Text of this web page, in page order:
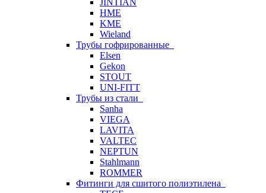
JINTIAN
HME
KME
Wieland
Трубы гофрированные
Elsen
Gekon
STOUT
UNI-FITT
Трубы из стали
Sanha
VIEGA
LAVITA
VALTEC
NEPTUN
Stahlmann
ROMMER
Фитинги для сшитого полиэтилена